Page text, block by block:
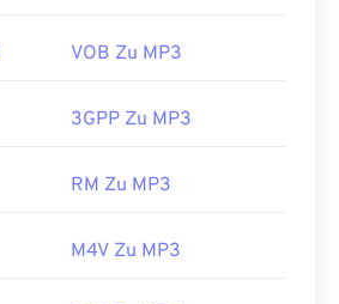
VOB Zu MP3
3GPP Zu MP3
RM Zu MP3
M4V Zu MP3